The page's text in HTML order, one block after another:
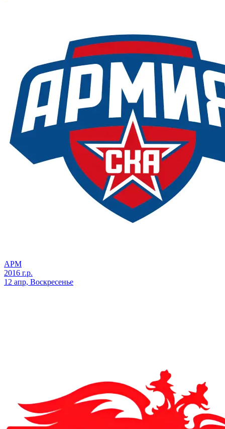
АРМ
2016 г.р.
12 апр, Воскресенье